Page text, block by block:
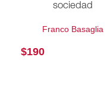
sociedad
Franco Basaglia
$190